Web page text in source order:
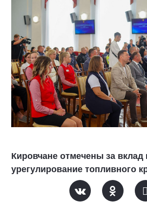
Кировчане отмечены за вклад
урегулирование топливного